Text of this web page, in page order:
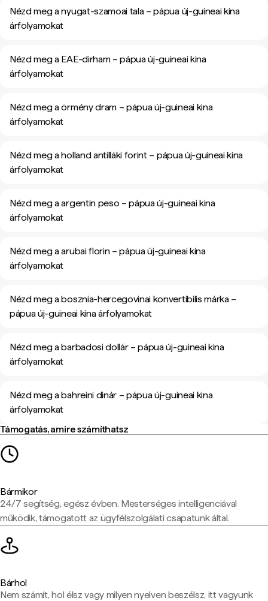
Nézd meg a nyugat-szamoai tala – pápua új-guineai kina
árfolyamokat
Nézd meg a EAE-dirham – pápua új-guineai kina
árfolyamokat
Nézd meg a örmény dram – pápua új-guineai kina
árfolyamokat
Nézd meg a holland antilláki forint – pápua új-guineai kina
árfolyamokat
Nézd meg a argentin peso – pápua új-guineai kina
árfolyamokat
Nézd meg a arubai florin – pápua új-guineai kina
árfolyamokat
Nézd meg a bosznia-hercegovinai konvertibilis márka –
pápua új-guineai kina árfolyamokat
Nézd meg a barbadosi dollár – pápua új-guineai kina
árfolyamokat
Nézd meg a bahreini dinár – pápua új-guineai kina
árfolyamokat
Támogatás, amire számíthatsz
Bármikor
24/7 segítség, egész évben. Mesterséges intelligenciával
működik, támogatott az ügyfélszolgálati csapatunk által.
Bárhol
Nem számít, hol élsz vagy milyen nyelven beszélsz, itt vagyunk